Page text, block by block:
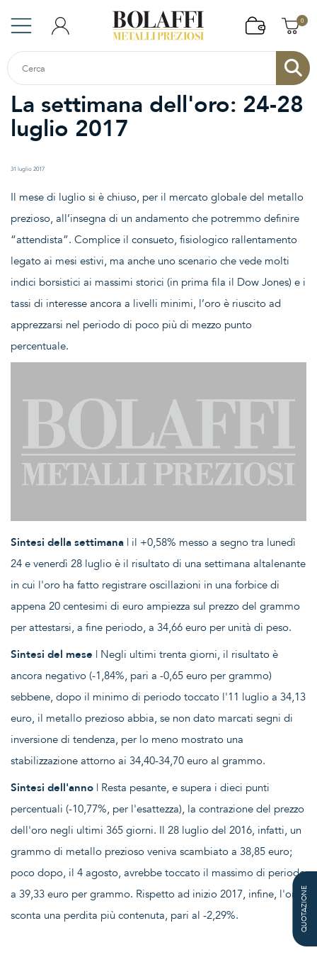
0
La settimana dell'oro: 24-28
luglio 2017
31 luglio 2017
Il mese di luglio si è chiuso, per il mercato globale del metallo
prezioso, all’insegna di un andamento che potremmo definire
“attendista”. Complice il consueto, fisiologico rallentamento
legato ai mesi estivi, ma anche uno scenario che vede molti
indici borsistici ai massimi storici (in prima fila il Dow Jones) e i
tassi di interesse ancora a livelli minimi, l’oro è riuscito ad
apprezzarsi nel periodo di poco più di mezzo punto
percentuale.
Sintesi della settimana | il +0,58% messo a segno tra lunedì
24 e venerdì 28 luglio è il risultato di una settimana altalenante
in cui l'oro ha fatto registrare oscillazioni in una forbice di
appena 20 centesimi di euro ampiezza sul prezzo del grammo
per attestarsi, a fine periodo, a 34,66 euro per unità di peso.
Sintesi del mese | Negli ultimi trenta giorni, il risultato è
ancora negativo (-1,84%, pari a -0,65 euro per grammo)
sebbene, dopo il minimo di periodo toccato l'11 luglio a 34,13
euro, il metallo prezioso abbia, se non dato marcati segni di
inversione di tendenza, per lo meno mostrato una
stabilizzazione attorno ai 34,40-34,70 euro al grammo.
Sintesi dell'anno | Resta pesante, e supera i dieci punti
percentuali (-10,77%, per l'esattezza), la contrazione del prezzo
dell'oro negli ultimi 365 giorni. Il 28 luglio del 2016, infatti, un
grammo di metallo prezioso veniva scambiato a 38,85 euro;
poco dopo, il 4 agosto, avrebbe toccato il massimo di periodo
a 39,33 euro per grammo. Rispetto ad inizio 2017, infine, l'oro
sconta una perdita più contenuta, pari al -2,29%.
QUOTAZIONE